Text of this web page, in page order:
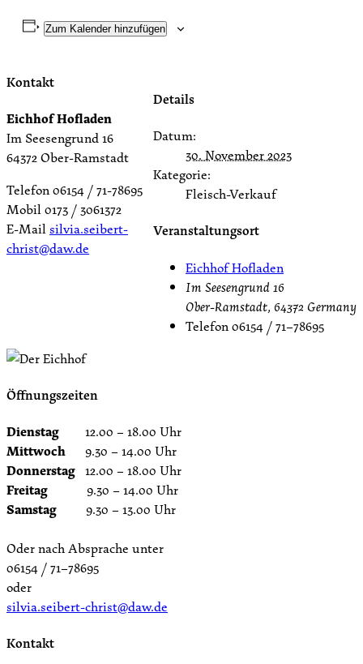
Zum Kalender hinzufügen
Details
Datum:
30. November 2023
Kategorie:
Fleisch-Verkauf
Veranstaltungsort
Eichhof Hofladen
Im Seesengrund 16
Ober-Ramstadt, 64372 Germany
Telefon06154 / 71–78695
Kontakt
Eichhof Hofladen
Im Seesengrund 16
64372 Ober-Ramstadt
Telefon 06154 / 71-78695
Mobil 0173 / 3061372
E-Mailsilvia.seibert-
christ@daw.de
Öffnungszeiten
Dienstag 12.00 – 18.00 Uhr
Mittwoch 9.30 – 14.00 Uhr
Donnerstag 12.00 – 18.00 Uhr
Freitag 9.30 – 14.00 Uhr
Samstag 9.30 – 13.00 Uhr
Oder nach Absprache unter
06154 / 71–78695
oder
silvia.seibert-christ@daw.de
Kontakt